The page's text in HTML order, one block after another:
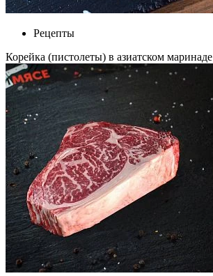
Рецепты
Корейка (пистолеты) в азиатском маринаде